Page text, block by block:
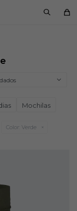
Mochilas
Color: Verde